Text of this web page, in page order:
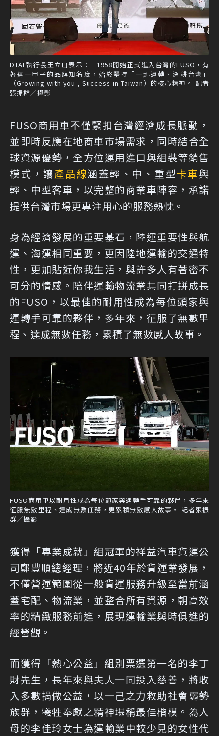
DTAT執行長王立山表示：「1958開始正式進入台灣的FUSO，有
著達一甲子的品牌知名度，始終堅持「一起運轉、深耕台灣」
（Growing with you , Success in Taiwan）的核心精神。 記者
張振群／攝影
FUSO商用車不僅緊扣台灣經濟成長脈動，
並即時反應在地商車市場需求，同時結合全
球資源優勢，全方位運用進口與組裝等銷售
模式，讓產品線涵蓋輕、中、重型卡車與
輕、中型客車，以完整的商業車陣容，承諾
提供台灣市場更專注用心的服務熱忱。
身為經濟發展的重要基石，陸運重要性與航
運、海運相同重要，更因陸地運輸的交通特
性，更加貼近你我生活，與許多人有著密不
可分的情感。陪伴運輸物流業共同打拼成長
的FUSO，以最佳的耐用性成為每位頭家與
運轉手可靠的夥伴，多年來，征服了無數里
程、達成無數任務，累積了無數感人故事。
FUSO商用車以耐用性成為每位頭家與運轉手可靠的夥伴，多年來
征服無數里程、達成無數任務，更累積無數感人故事。 記者張振
群／攝影
獲得「專業成就」組冠軍的祥益汽車貨運公
司鄭豐順總經理，將近40年於貨運業發展，
不僅營運範圍從一般貨運服務升級至當前涵
蓋宅配、物流業，並整合所有資源，朝高效
率的精緻服務前進，展現運輸業與時俱進的
經營觀。
而獲得「熱心公益」組別票選第一名的李丁
財先生，長年來與夫人一同投入慈善，將收
入多數捐做公益，以一己之力救助社會弱勢
族群，犧牲奉獻之精神堪稱最佳楷模。為人
母的李佳玲女士為運輸業中較少見的女性代